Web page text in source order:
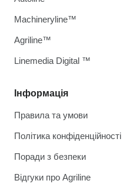
Інформація
Правила та умови
Політика конфіденційності
Поради з безпеки
Відгуки про Agriline
Machineryline™
Agriline™
Linemedia Digital ™